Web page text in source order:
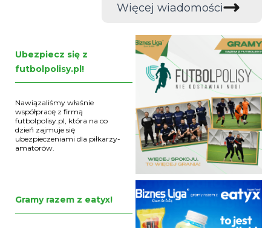
Więcej wiadomości
Ubezpiecz się z
futbolpolisy.pl!
Nawiązaliśmy właśnie
współpracę z firmą
futbolpolisy.pl, która na co
dzień zajmuje się
ubezpieczeniami dla piłkarzy-
amatorów.
Gramy razem z eatyx!